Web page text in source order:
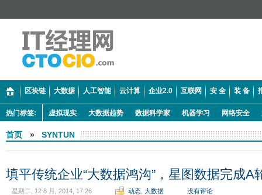
区块链 大数据 人工智能 云计算 企业2.0 互联网 安 全 装 备
热门标签: 虚拟现实 大数据趋势 数据科学家 机器学习 网络安全
首页 » SYNTUN
填平传统企业“大数据鸿沟”，星图数据完成A
星期二, 12 8 月, 2014, 17:26 动态 大数据 没有评论